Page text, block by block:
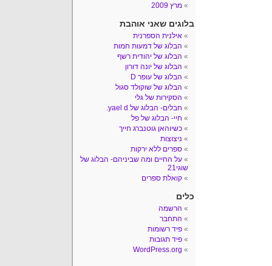
מרץ 2009
בלוגים שאני אוהבת
אילנית הספרנית
הבלוג של דמעות חמות
הבלוג של יהודית רשף
הבלוג של יונה דורון
הבלוג של עופר D
הבלוג של שוקולד סגול
הסקירות של גלי
חבלים- הבלוג של yael d.
חיי- הבלוג של פל
כשיוהאן גוטנברג חייך
ניצוצות
ספרים ללא ירקות
על החיים ומה שביניהם- הבלוג של
שוגי21
קואלת ספרים
כלים
הרשמה
התחבר
פיד רשומות
פיד תגובות
WordPress.org